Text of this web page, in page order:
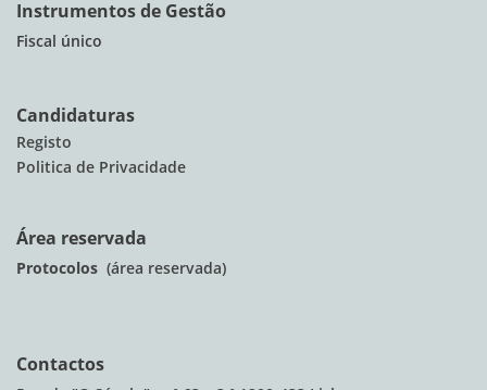
Instrumentos de Gestão
Fiscal único
Candidaturas
Registo
Politica de Privacidade
Área reservada
Protocolos (área reservada)
Contactos